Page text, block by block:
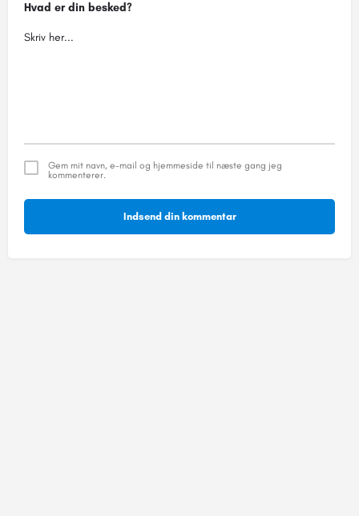
Hvad er din besked?
Gem mit navn, e-mail og hjemmeside til næste gang jeg
kommenterer.
Indsend din kommentar